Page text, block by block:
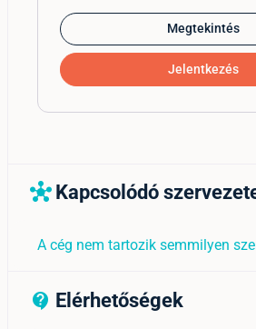
Megtekintés
Jelentkezés
hub Kapcsolódó
A cég nem tartozik semmilyen
contact_support_outline
Elérhetőségek